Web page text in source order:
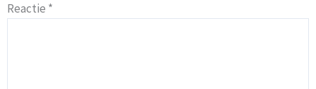
Reactie *